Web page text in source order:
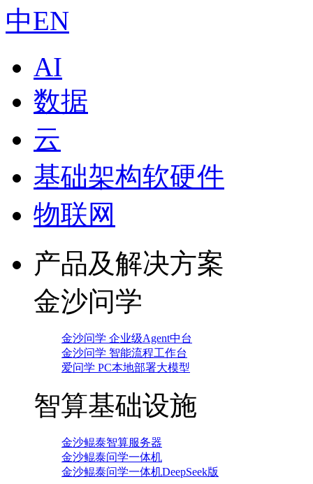
中EN
AI
数据
云
基础架构软硬件
物联网
产品及解决方案
金沙问学
金沙问学 企业级Agent中台
金沙问学 智能流程工作台
爱问学 PC本地部署大模型
智算基础设施
金沙鲲泰智算服务器
金沙鲲泰问学一体机
金沙鲲泰问学一体机DeepSeek版